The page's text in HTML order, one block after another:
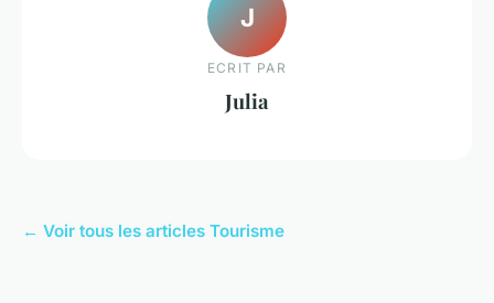
J
ECRIT PAR
Julia
← Voir tous les articles Tourisme